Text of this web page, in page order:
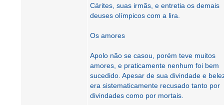
Cárites, suas irmãs, e entretia os demais
deuses olímpicos com a lira.
Os amores
Apolo não se casou, porém teve muitos
amores, e praticamente nenhum foi bem
sucedido. Apesar de sua divindade e
era sistematicamente recusado tanto por
divindades como por mortais.